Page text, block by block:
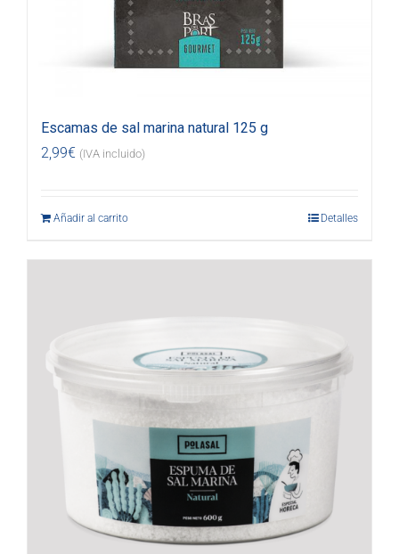
Escamas de sal marina natural 125 g
2,99€ (IVA incluido)
Añadir al carrito Detalles